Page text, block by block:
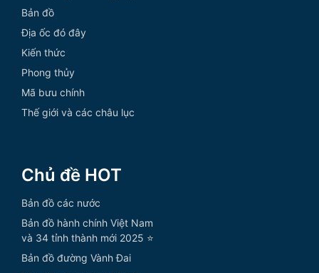
Bản đồ
Địa ốc đó đây
Kiến thức
Phong thủy
Mã bưu chính
Thế giới và các châu lục
Chủ đề HOT
Bản đồ các nước
Bản đồ hành chính Việt Nam
và 34 tỉnh thành mới 2025 ⭐
Bản đồ đường Vành Đai